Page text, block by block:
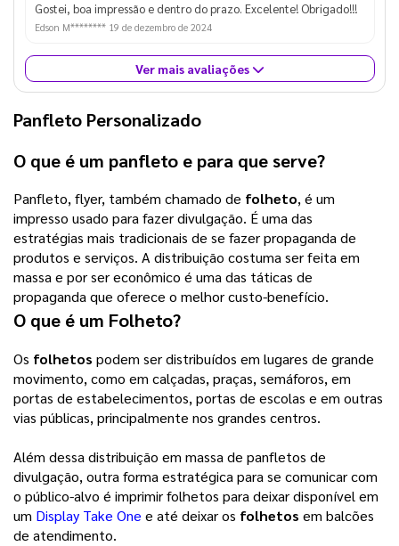
Gostei, boa impressão e dentro do prazo. Excelente! Obrigado!!!
Edson M******** 19 de dezembro de 2024
Ver mais avaliações
Panfleto Personalizado
O que é um panfleto e para que serve?
Panfleto, flyer, também chamado de folheto, é um
impresso usado para fazer divulgação. É uma das
estratégias mais tradicionais de se fazer propaganda de
produtos e serviços. A distribuição costuma ser feita em
massa e por ser econômico é uma das táticas de
propaganda que oferece o melhor custo-benefício.
O que é um Folheto?
Os folhetos podem ser distribuídos em lugares de grande
movimento, como em calçadas, praças, semáforos, em
portas de estabelecimentos, portas de escolas e em outras
vias públicas, principalmente nos grandes centros.
Além dessa distribuição em massa de panfletos de
divulgação, outra forma estratégica para se comunicar com
o público-alvo é imprimir folhetos para deixar disponível em
um Display Take One e até deixar os folhetos em balcões
de atendimento.